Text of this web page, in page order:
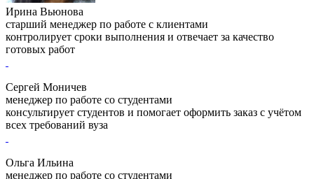
Ирина Вьюнова
старший менеджер по работе с клиентами
контролирует сроки выполнения и отвечает за качество
готовых работ
Сергей Моничев
менеджер по работе со студентами
консультирует студентов и помогает оформить заказ с учётом
всех требований вуза
Ольга Ильина
менеджер по работе со студентами